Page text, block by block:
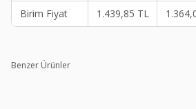
Birim Fiyat
1.439,85 TL
Benzer Ürünler